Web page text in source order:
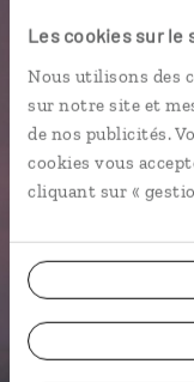
Les cookies sur le
Nous utilisons des
sur notre site et
de nos publicités.
cookies vous
cliquant sur «
Praia dos
spécialistes
Ils sauront
près de vos
Échangez